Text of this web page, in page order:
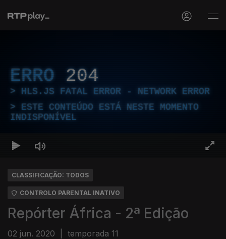
ERRO 204
HLS.JS FATAL ERROR - NETWORK ERROR
ESTE CONTEÚDO ESTÁ NESTE MOMENTO
INDISPONÍVEL
CLASSIFICAÇÃO: TODOS
CONTROLO PARENTAL INATIVO
Repórter África - 2ª Edição
02 jun. 2020 temporada 11